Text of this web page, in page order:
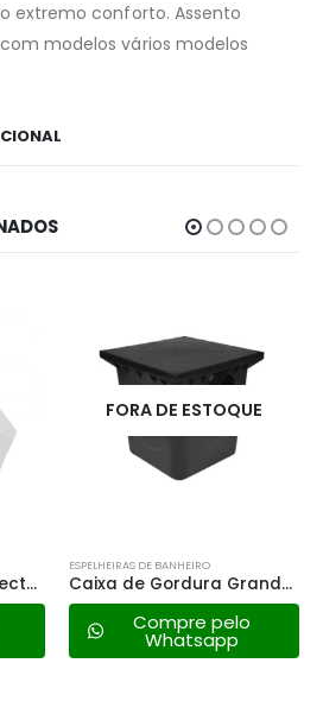
extremo conforto. Assento
modelos vários modelos
Assento Metasul Perfecto Multi Almofadado – Branco
FORA DE ESTOQUE
ESPELHEIRAS DE BANHEIRO
Caixa de Gordura Grande Metasul Preta Standard
Compre pelo
Whatsapp